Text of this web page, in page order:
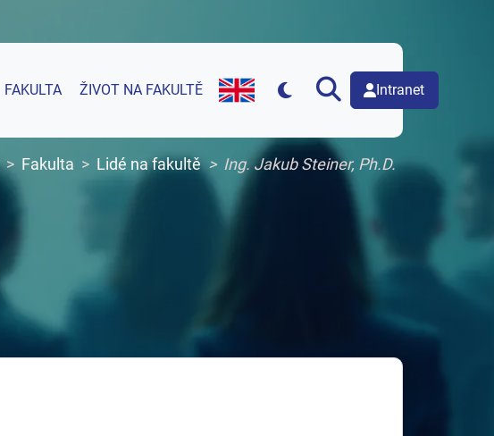
FAKULTA ŽIVOT NA FAKULTĚ
English version of web page
Intranet
Fakulta Lidé na fakultě Ing. Jakub Steiner, Ph.D.